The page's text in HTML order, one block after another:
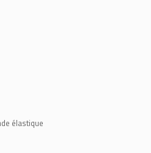
élastique